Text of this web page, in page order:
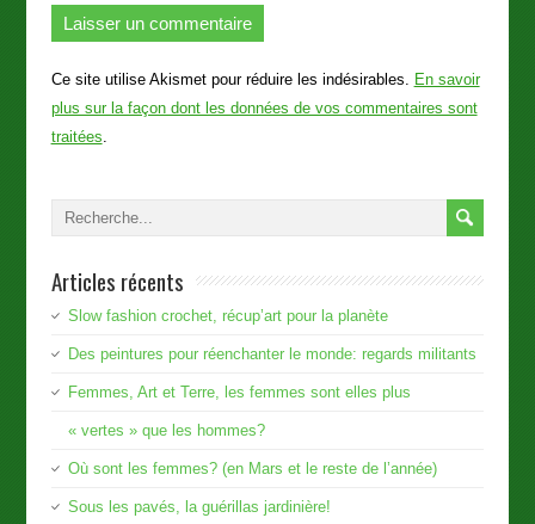
Ce site utilise Akismet pour réduire les indésirables. En savoir
plus sur la façon dont les données de vos commentaires sont
traitées.
Articles récents
Slow fashion crochet, récup’art pour la planète
Des peintures pour réenchanter le monde: regards militants
Femmes, Art et Terre, les femmes sont elles plus
« vertes » que les hommes?
Où sont les femmes? (en Mars et le reste de l’année)
Sous les pavés, la guérillas jardinière!